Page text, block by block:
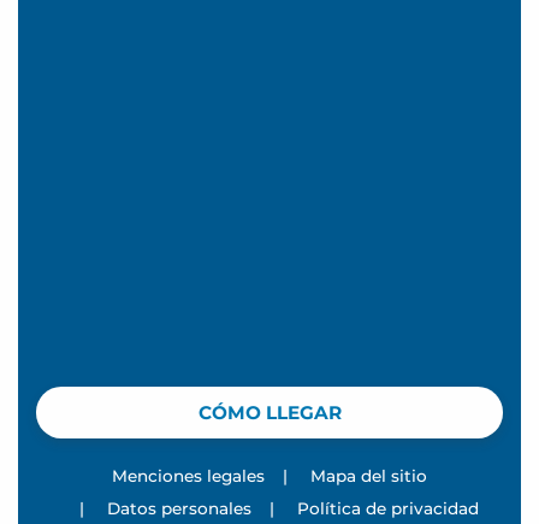
CÓMO LLEGAR
Menciones legales |
Mapa del sitio
|
Datos personales | Política de privacidad